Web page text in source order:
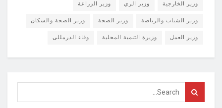
وزير الخارجية وزير الري وزير الزراعة
وزير الشباب والرياضة وزير الصحة وزير الصحة والسكان
وزير العمل وزيرة التنمية المحلية وفاء الدرمللى